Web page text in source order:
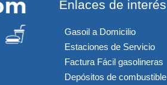
Enlaces de interés
Gasoil a Domicilio
Estaciones de Servicio
Factura Fácil gasolineras
Depósitos de combustible